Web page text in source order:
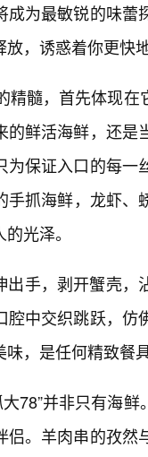
成为最敏锐的味
，诱惑着你更快
精髓，首先体现
的鲜活海鲜，还
为保证入口的每
手抓海鲜，龙虾
光泽。
出手，剥开蟹壳，
腔中交织跳跃，
，是任何精致餐
大78”并非只有海
侣。羊肉串的孜